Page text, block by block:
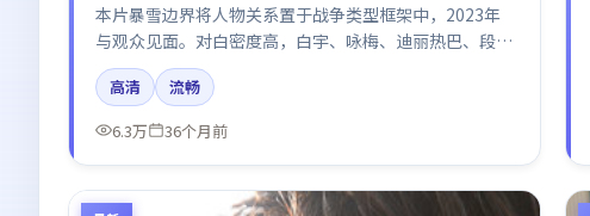
本片暴雪边界将人物关系置于战争类型框架中，2023年
与观众见面。对白密度高，白宇、咏梅、迪丽热巴、段奕
宏的台词节奏值得关注；整体气质偏日本都市与冷色调摄
影。
高清
流畅
6.3万
36个月前